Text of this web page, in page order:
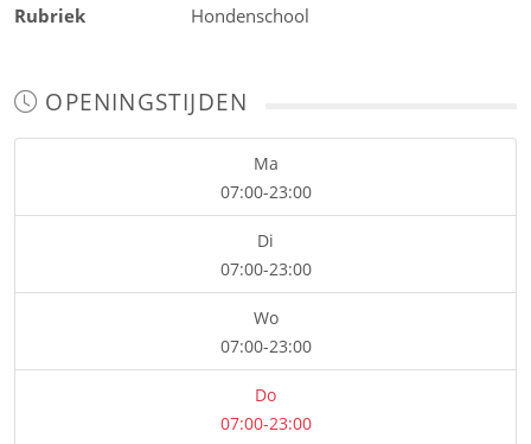
Rubriek
Hondenschool
OPENINGSTIJDEN
Ma
07:00-23:00
Di
07:00-23:00
Wo
07:00-23:00
Do
07:00-23:00